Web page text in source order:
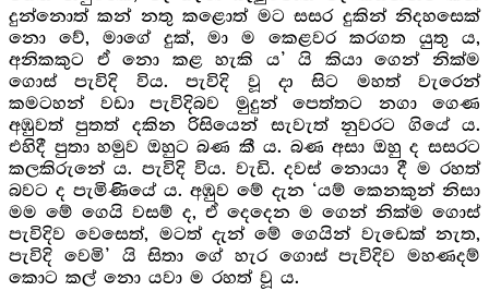
දුන්නොත් කන් නතු කළොත් මට සසර දුකින් නිදහසෙක්
නො වේ, මාගේ දුක්, මා ම කෙළවර කරගත යුතු ය,
අනිකකුට ඒ නො කළ හැකි ය’ යි කියා ගෙන් නික්ම
ගොස් පැවිදි විය. පැවිදි වූ දා සිට මහත් වැරෙන්
කමටහන් වඩා පැවිදිබව මුදුන් පෙත්තට නගා ගෙණ
අඹුවත් පුතත් දකින රිසියෙන් සැවැත් නුවරට ගියේ ය.
එහිදී පුතා හමුව ඔහුට බණ කී ය. බණ අසා ඔහු ද සසරට
කලකිරුනේ ය. පැවිදි විය. වැඩි. දවස් නොයා දී ම රහත්
බවට ද පැමිණියේ ය. අඹුව මේ දැන ‘යම් කෙනකුන් නිසා
මම මේ ගෙයි වසම් ද, ඒ දෙදෙන ම ගෙන් නික්ම ගොස්
පැවිදිව වෙසෙත්, මටත් දැන් මේ ගෙයින් වැඩෙක් නැත,
පැවිදි වෙමි’ යි සිතා ගේ හැර ගොස් පැවිදිව මහණදම්
කොට කල් නො යවා ම රහත් වූ ය.